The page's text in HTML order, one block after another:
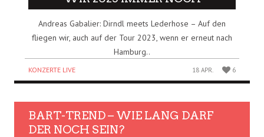
Andreas Gabalier: Dirndl meets Lederhose – Auf den
fliegen wir, auch auf der Tour 2023, wenn er erneut nach
Hamburg..
KONZERTE LIVE 18 APR. 6
BART-TREND – WIE LANG DARF
DER NOCH SEIN?